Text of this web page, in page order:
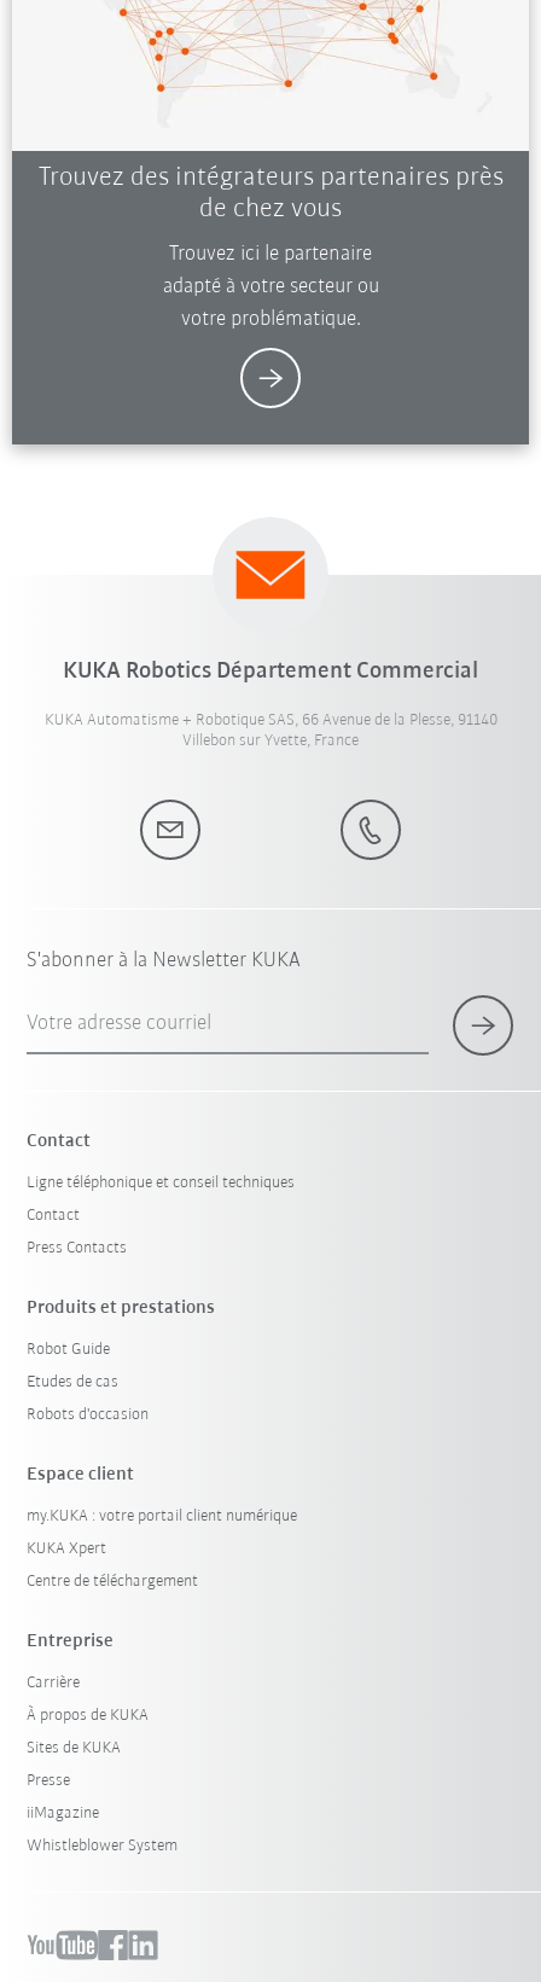
Trouvez des intégrateurs partenaires près
de chez vous
Trouvez ici le partenaire
adapté à votre secteur ou
votre problématique.
KUKA Robotics Département Commercial
KUKA Automatisme + Robotique SAS, 66 Avenue de la Plesse, 91140
Villebon sur Yvette, France
S'abonner à la Newsletter KUKA
Votre adresse courriel
Contact
Ligne téléphonique et conseil techniques
Contact
Press Contacts
Produits et prestations
Robot Guide
Etudes de cas
Robots d'occasion
Espace client
my.KUKA : votre portail client numérique
KUKA Xpert
Centre de téléchargement
Entreprise
Carrière
À propos de KUKA
Sites de KUKA
Presse
iiMagazine
Whistleblower System